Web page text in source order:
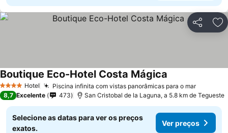
Partilhar
4 EstrelasHotel Piscina infinita com vistas panorâmicas para o mar
Boutique Eco-Hotel Costa Mágica
8,7 Excelente 473 San Cristobal de la Laguna, a 5.8 km de Tegueste
Selecione as datas para ver os preços
exatos.
Ver preços